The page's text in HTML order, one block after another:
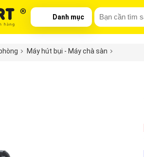
Danh mục
Máy hút bụi - Máy chà sàn